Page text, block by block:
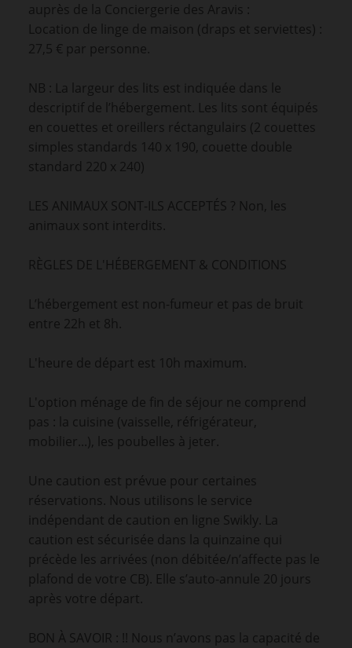
auprès de la Conciergerie des Aravis :
Location de linge de maison (draps et serviettes) :
27,5 € par personne.
NB : La largeur des lits est indiquée dans le
descriptif de l’hébergement. Les lits sont équipés
en couettes et oreillers réctangulairs (2 couettes
simples standards 140 x 190, couette double
standard 220 x 240)
LES ANIMAUX SONT-ILS ACCEPTÉS ? Non, les
animaux sont interdits.
RÈGLES DE L'HÉBERGEMENT & CONDITIONS
L’hébergement est non-fumeur et pas de bruit
entre 22h et 8h.
L'heure de départ est 10h maximum.
L'option ménage de fin de séjour ne comprend
pas : la cuisine (vaisselle, réfrigérateur,
mobilier...), les poubelles à jeter.
Une caution est prévue pour certaines
réservations. Nous utilisons le service
indépendant de caution en ligne Swikly. La
caution est sécurisée dans la quinzaine qui
précède les arrivées (non débitée/n’affecte pas le
plafond de votre CB). Elle s’auto-annule 20 jours
après votre départ.
BON À SAVOIR : !! Nous n’avons pas la capacité de